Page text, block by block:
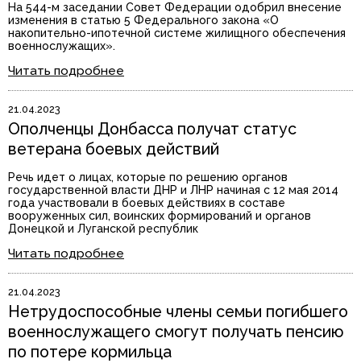
На 544-м заседании Совет Федерации одобрил внесение
изменения в статью 5 Федерального закона «О
накопительно-ипотечной системе жилищного обеспечения
военнослужащих».
Читать подробнее
21.04.2023
Ополченцы Донбасса получат статус
ветерана боевых действий
Речь идет о лицах, которые по решению органов
государственной власти ДНР и ЛНР начиная с 12 мая 2014
года участвовали в боевых действиях в составе
вооруженных сил, воинских формирований и органов
Донецкой и Луганской республик
Читать подробнее
21.04.2023
Нетрудоспособные члены семьи погибшего
военнослужащего смогут получать пенсию
по потере кормильца